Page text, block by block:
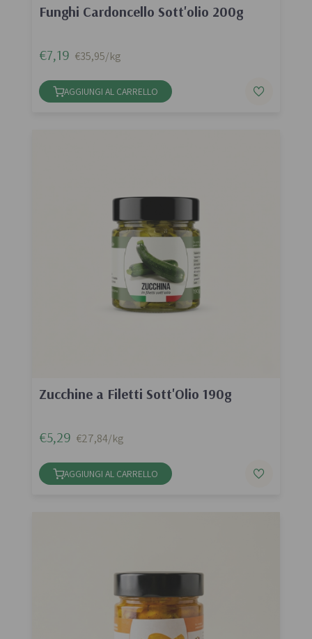
Funghi Cardoncello Sott'olio 200g
€7,19 €35,95/kg
AGGIUNGI AL CARRELLO
Zucchine a Filetti Sott'Olio 190g
€5,29 €27,84/kg
AGGIUNGI AL CARRELLO